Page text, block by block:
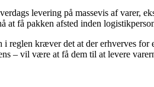
levering på massevis af varer,
at få pakken afsted inden
i reglen kræver det at der erhverves
– vil være at få dem til at levere